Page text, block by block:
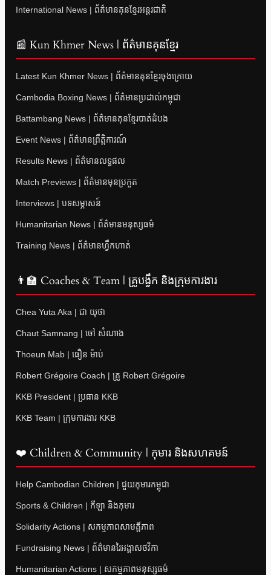
International News | ព័ត៌មានគុនខ្មែរអន្តរជាតិ
📰 Kun Khmer News | ព័ត៌មានគុនខ្មែរ
Latest Kun Khmer News | ព័ត៌មានគុនខ្មែរចុងក្រោយ
Cambodia Boxing News | ព័ត៌មានប្រដាល់កម្ពុជា
Battambang News | ព័ត៌មានគុនខ្មែរបាត់ដំបង
Event News | ព័ត៌មានព្រឹត្តិការណ៍
Results News | ព័ត៌មានលទ្ធផល
Match Previews | ព័ត៌មានមុនប្រកួត
Interviews | បទសម្ភាសន៍
Humanitarian News | ព័ត៌មានមនុស្សធម៌
Training News | ព័ត៌មានហ្វឹកហាត់
👨‍🏫 Coaches & Team | គ្រូបង្វឹក និងក្រុមការងារ
Chea Yuta Aka | ជា យុថា
Chaut Samnang | ចៅ សំណាង
Thoeun Mab | ធឿន ម៉ាប់
Robert Grégoire Coach | គ្រូ Robert Grégoire
KKB President | ប្រធាន KKB
KKB Team | ក្រុមការងារ KKB
❤️ Children & Community | កុមារ និងសហគមន៍
Help Cambodian Children | ជួយកុមារកម្ពុជា
Sports & Children | កីឡា និងកុមារ
Solidarity Actions | សកម្មភាពសាមគ្គីភាព
Fundraising News | ព័ត៌មានរៃអង្គាសថវិកា
Humanitarian Actions | សកម្មភាពមនុស្សធម៌